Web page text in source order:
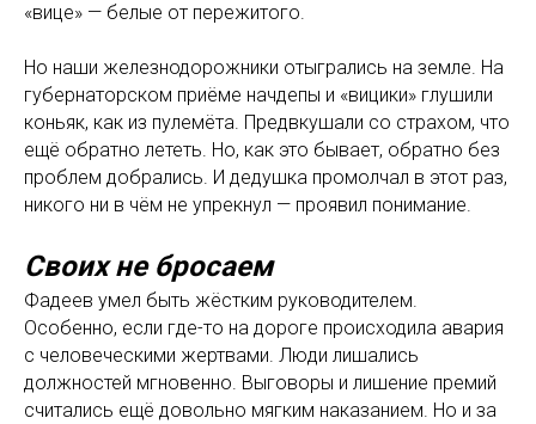
«вице» — белые от пережитого.
Но наши железнодорожники отыгрались на земле. На
губернаторском приёме начдепы и «вицики» глушили
коньяк, как из пулемёта. Предвкушали со страхом, что
ещё обратно лететь. Но, как это бывает, обратно без
проблем добрались. И дедушка промолчал в этот раз,
никого ни в чём не упрекнул — проявил понимание.
Своих не бросаем
Фадеев умел быть жёстким руководителем.
Особенно, если где-то на дороге происходила авария
с человеческими жертвами. Люди лишались
должностей мгновенно. Выговоры и лишение премий
считались ещё довольно мягким наказанием. Но и за